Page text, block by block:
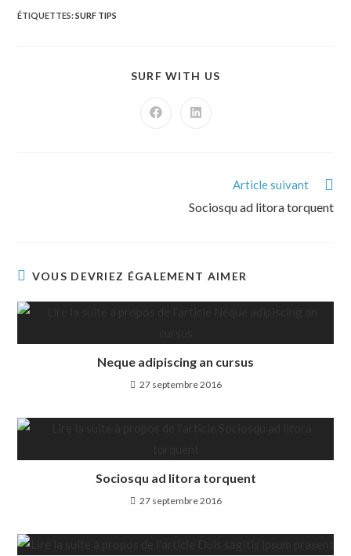
ÉTIQUETTES:SURF TIPS
SURF WITH US
Article suivant
Sociosqu ad litora torquent
VOUS DEVRIEZ ÉGALEMENT AIMER
Neque adipiscing an cursus
27 septembre 2016
Sociosqu ad litora torquent
27 septembre 2016